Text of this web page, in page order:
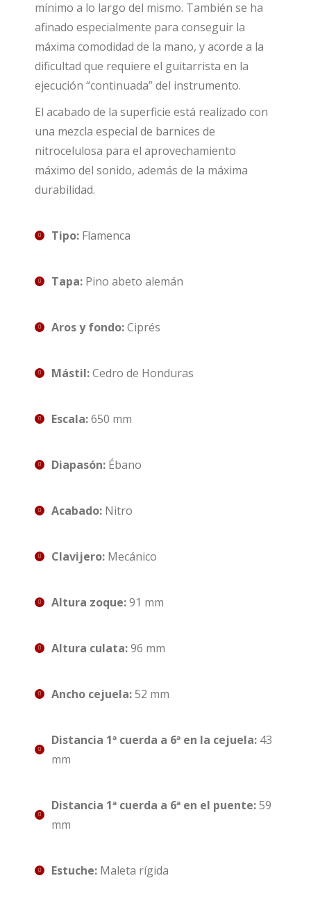
mínimo a lo largo del mismo. También se ha
afinado especialmente para conseguir la
máxima comodidad de la mano, y acorde a la
dificultad que requiere el guitarrista en la
ejecución “continuada” del instrumento.
El acabado de la superficie está realizado con
una mezcla especial de barnices de
nitrocelulosa para el aprovechamiento
máximo del sonido, además de la máxima
durabilidad.
Tipo: Flamenca
Tapa: Pino abeto alemán
Aros y fondo:Ciprés
Mástil:Cedro de Honduras
Escala:650 mm
Diapasón: Ébano
Acabado: Nitro
Clavijero: Mecánico
Altura zoque:91 mm
Altura culata:96 mm
Ancho cejuela:52 mm
Distancia 1ª cuerda a 6ª en la cejuela: 43
mm
Distancia 1ª cuerda a 6ª en el puente:59
mm
Estuche: Maleta rígida